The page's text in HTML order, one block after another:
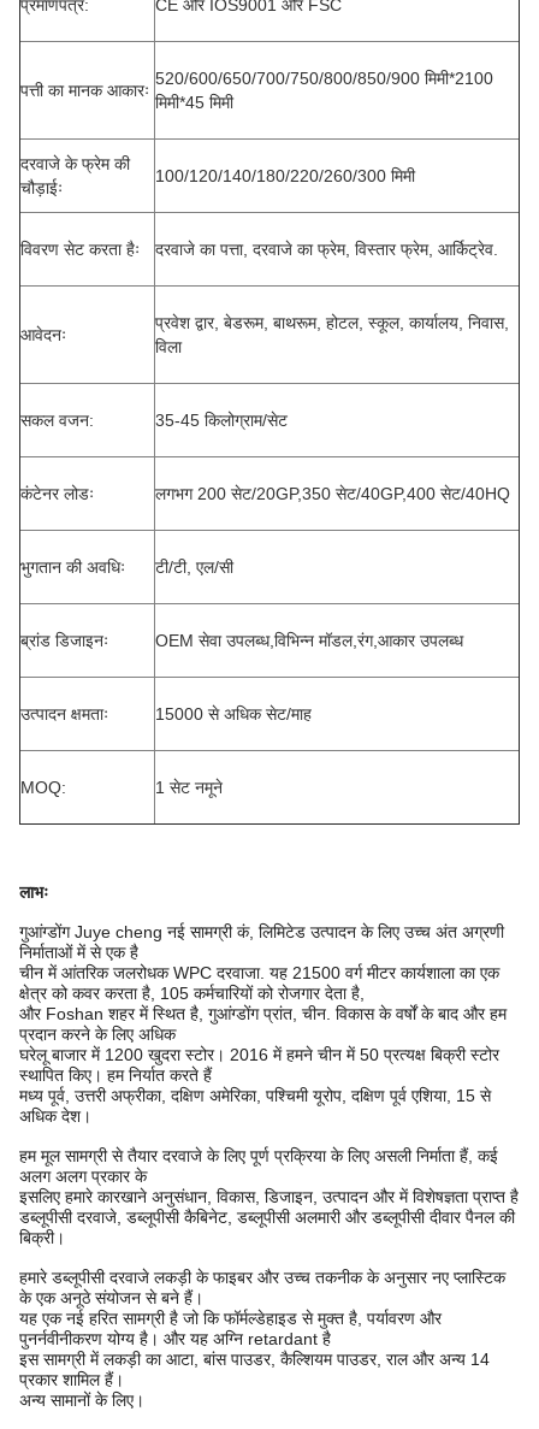
प्रमाणपत्र: CE और IOS9001 और FSC
पत्ती का मानक आकारः
520/600/650/700/750/800/850/900 मिमी*2100
मिमी*45 मिमी
दरवाजे के फ्रेम की
चौड़ाईः
100/120/140/180/220/260/300 मिमी
विवरण सेट करता हैः दरवाजे का पत्ता, दरवाजे का फ्रेम, विस्तार फ्रेम, आर्किट्रेव.
आवेदनः
प्रवेश द्वार, बेडरूम, बाथरूम, होटल, स्कूल, कार्यालय, निवास,
विला
सकल वजन: 35-45 किलोग्राम/सेट
कंटेनर लोडः लगभग 200 सेट/20GP,350 सेट/40GP,400 सेट/40HQ
भुगतान की अवधिः टी/टी, एल/सी
ब्रांड डिजाइनः OEM सेवा उपलब्ध,विभिन्न मॉडल,रंग,आकार उपलब्ध
उत्पादन क्षमताः 15000 से अधिक सेट/माह
MOQ: 1 सेट नमूने
लाभः
गुआंग्डोंग Juye cheng नई सामग्री कं, लिमिटेड उत्पादन के लिए उच्च अंत अग्रणी
निर्माताओं में से एक है
चीन में आंतरिक जलरोधक WPC दरवाजा. यह 21500 वर्ग मीटर कार्यशाला का एक
क्षेत्र को कवर करता है, 105 कर्मचारियों को रोजगार देता है,
और Foshan शहर में स्थित है, गुआंग्डोंग प्रांत, चीन. विकास के वर्षों के बाद और हम
प्रदान करने के लिए अधिक
घरेलू बाजार में 1200 खुदरा स्टोर। 2016 में हमने चीन में 50 प्रत्यक्ष बिक्री स्टोर
स्थापित किए। हम निर्यात करते हैं
मध्य पूर्व, उत्तरी अफ्रीका, दक्षिण अमेरिका, पश्चिमी यूरोप, दक्षिण पूर्व एशिया, 15 से
अधिक देश।
हम मूल सामग्री से तैयार दरवाजे के लिए पूर्ण प्रक्रिया के लिए असली निर्माता हैं, कई
अलग अलग प्रकार के
इसलिए हमारे कारखाने अनुसंधान, विकास, डिजाइन, उत्पादन और में विशेषज्ञता प्राप्त है
डब्लूपीसी दरवाजे, डब्लूपीसी कैबिनेट, डब्लूपीसी अलमारी और डब्लूपीसी दीवार पैनल की
बिक्री।
हमारे डब्लूपीसी दरवाजे लकड़ी के फाइबर और उच्च तकनीक के अनुसार नए प्लास्टिक
के एक अनूठे संयोजन से बने हैं।
यह एक नई हरित सामग्री है जो कि फॉर्मल्डेहाइड से मुक्त है, पर्यावरण और
पुनर्नवीनीकरण योग्य है। और यह अग्नि retardant है
इस सामग्री में लकड़ी का आटा, बांस पाउडर, कैल्शियम पाउडर, राल और अन्य 14
प्रकार शामिल हैं।
अन्य सामानों के लिए।